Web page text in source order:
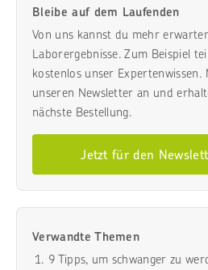
Bleibe auf dem Laufenden
Von uns kannst du mehr
Laborergebnisse. Zum Beispiel
kostenlos unser
unseren Newsletter an und
nächste Bestellung.
Jetzt für den
Verwandte Themen
9 Tipps, um schwanger zu